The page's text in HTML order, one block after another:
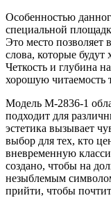
Особенностью
специальной
Это место позволяет
слова, которые будут
Четкость и глубина
хорошую читаемость
Модель M-2836-1
подходит для
эстетика вызывает
выбор для тех, кто
вневременную
создано, чтобы на
незыблемым
прийти, чтобы